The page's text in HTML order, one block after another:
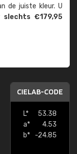
de juiste kleur. U
slechts €179,95
CIELAB-CODE
L*
53.38
a*
4.53
b*
-24.85